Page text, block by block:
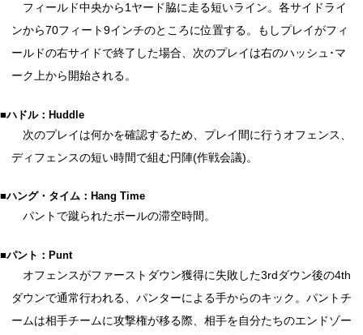
フィールド中央から1ヤード脇に走る短いライン。各サイドライ
ンから70フィート9インチのところに位置する。もしプレイがフィ
ールドの右サイドで終了した場合、次のプレイは右のハッシュ･マ
ーク上から開始される。
■ハドル：Huddle
次のプレイは何かを確認するため、プレイ間に行うオフェンス、
ディフェンスの短い時間で組む円陣(作戦会議)。
■ハング・タイム：Hang Time
パントで蹴られたボールの滞空時間。
■パント：Punt
オフェンスがファーストダウン獲得に失敗した3rdダウン後の4th
ダウンで通常行われる、パンターによる手からのキック。パントチ
ームは相手チームに攻撃権が移る際、相手を自分たちのエンドゾー